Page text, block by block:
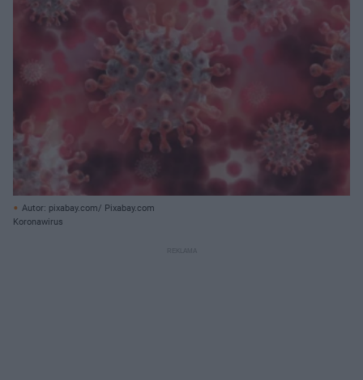
Autor: pixabay.com/ Pixabay.com
Koronawirus